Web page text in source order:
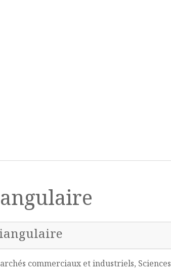
commerciaux et industriels, Sciences